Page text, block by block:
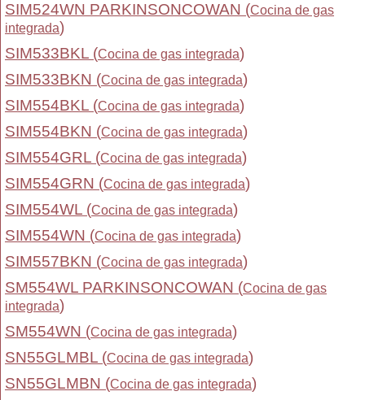
SIM524WN PARKINSONCOWAN (Cocina de gas
integrada)
SIM533BKL (Cocina de gas integrada)
SIM533BKN (Cocina de gas integrada)
SIM554BKL (Cocina de gas integrada)
SIM554BKN (Cocina de gas integrada)
SIM554GRL (Cocina de gas integrada)
SIM554GRN (Cocina de gas integrada)
SIM554WL (Cocina de gas integrada)
SIM554WN (Cocina de gas integrada)
SIM557BKN (Cocina de gas integrada)
SM554WL PARKINSONCOWAN (Cocina de gas
integrada)
SM554WN (Cocina de gas integrada)
SN55GLMBL (Cocina de gas integrada)
SN55GLMBN (Cocina de gas integrada)